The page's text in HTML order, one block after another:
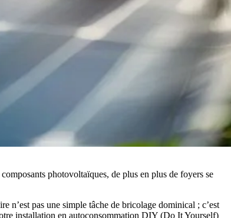
photovoltaïques, de plus en plus de foyers se
n’est pas une simple tâche de bricolage dominical ; c’est
installation en autoconsommation DIY (Do It Yourself)